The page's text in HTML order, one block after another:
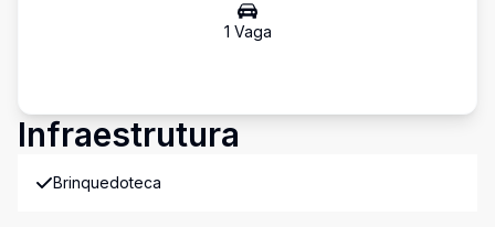
1 Vaga
Infraestrutura
Brinquedoteca